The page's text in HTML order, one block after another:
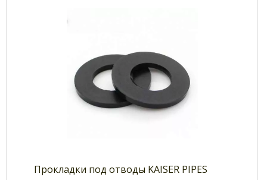
Прокладки под отводы KAISER PIPES